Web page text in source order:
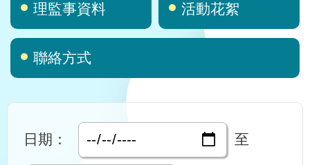
理監事資料 活動花絮
聯絡方式
日期： 至